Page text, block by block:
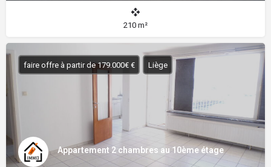
210 m²
Appartement 2 chambres au 10ème étage
faire offre à partir de 179.000€ € Liège